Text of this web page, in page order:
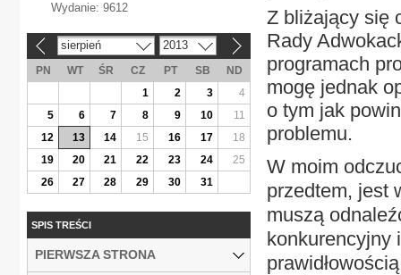
Z bliżający się
Rady
programach
mogę jednak
o tym jak
problemu.
W moim
przedtem, jest
muszą
konkurencyjny
Wydanie: 9612
sierpień 2013
PN WT ŚR CZ PT SB
ND
1
2 3
4
5
6 7 8 9 10
11
12
13 14 15 16 17
18
19
20 21 22 23 24
25
26
27 28 29 30 31
SPIS TREŚCI
PIERWSZA STRONA